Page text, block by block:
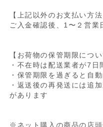
【上記以外のお支払い方法
ご入金確認後、1〜２営業
【お荷物の保管期限につい
・不在時は配送業者が7日
・保管期限を過ぎると自
・返送後の再発送には追
があります
※ネット購入の商品の店